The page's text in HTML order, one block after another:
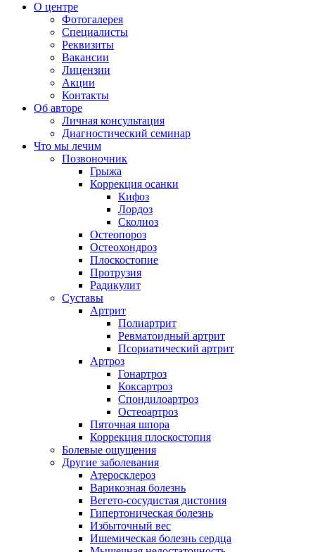
О центре
Фотогалерея
Специалисты
Реквизиты
Вакансии
Лицензии
Акции
Контакты
Об авторе
Личная консультация
Диагностический семинар
Что мы лечим
Позвоночник
Грыжа
Коррекция осанки
Кифоз
Лордоз
Сколиоз
Остеопороз
Остеохондроз
Плоскостопие
Протрузия
Радикулит
Суставы
Артрит
Полиартрит
Ревматоидный артрит
Псориатический артрит
Артроз
Гонартроз
Коксартроз
Спондилоартроз
Остеоартроз
Пяточная шпора
Коррекция плоскостопия
Болевые ощущения
Другие заболевания
Атеросклероз
Варикозная болезнь
Вегето-сосудистая дистония
Гипертоническая болезнь
Избыточный вес
Ишемическая болезнь сердца